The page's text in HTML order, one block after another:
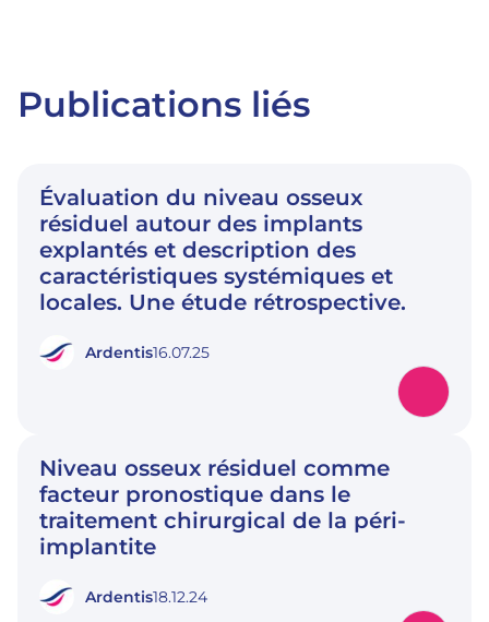
Publications liés
Évaluation du niveau osseux
résiduel autour des implants
explantés et description des
caractéristiques systémiques et
locales. Une étude rétrospective.
Ardentis16.07.25
Niveau osseux résiduel comme
facteur pronostique dans le
traitement chirurgical de la péri-
implantite
Ardentis18.12.24